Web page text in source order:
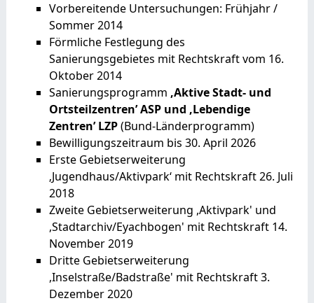
Vorbereitende Untersuchungen: Frühjahr /
Sommer 2014
Förmliche Festlegung des
Sanierungsgebietes mit Rechtskraft vom 16.
Oktober 2014
Sanierungsprogramm ‚Aktive Stadt- und
Ortsteilzentren’ASPund ‚Lebendige
Zentren’ LZP(Bund-Länderprogramm)
Bewilligungszeitraum bis 30. April 2026
Erste Gebietserweiterung
‚Jugendhaus/Aktivpark‘ mit Rechtskraft 26. Juli
2018
Zweite Gebietserweiterung ,Aktivpark' und
,Stadtarchiv/Eyachbogen' mit Rechtskraft 14.
November 2019
Dritte Gebietserweiterung
,Inselstraße/Badstraße' mit Rechtskraft 3.
Dezember 2020